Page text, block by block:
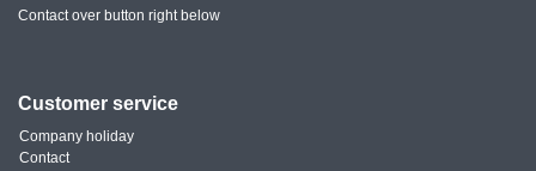
Contact over button right below
Customer service
Company holiday
Contact